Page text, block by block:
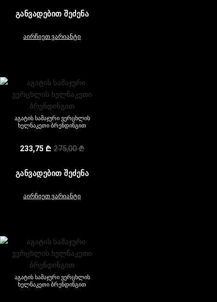
ᲒᲐᲜᲕᲐᲓᲔᲑᲘᲗ ᲨᲔᲫᲔᲜᲐ
აირჩიეთ ვარიანტი
აგატის სამაჯური ვერცხლის
ხელნაკეთი ბრენდინგით
275,00₾
233,75 ₾
ᲒᲐᲜᲕᲐᲓᲔᲑᲘᲗ ᲨᲔᲫᲔᲜᲐ
აირჩიეთ ვარიანტი
აგატის სამაჯური ვერცხლის
ხელნაკეთი ბრენდინგით